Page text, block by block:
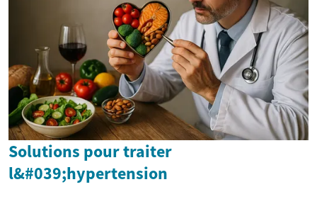
Solutions pour traiter
l&#039;hypertension